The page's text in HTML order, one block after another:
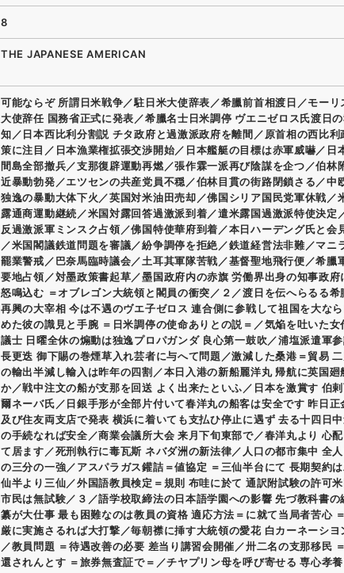
8
THE JAPANESE AMERICAN
可能ならぞ 所謂日米戦争／駐日米大使辞表／希臘前首相渡日／モーリ
大使辞任 国務省正式に発表／希臘名士日米調停 ヴエニゼロス氏渡日の
知／日本西比利分割説 チタ政府と過激派政府を離間／原首相の西比利
策に注目／日本漁業権拡張交渉開始／日本艦艇の目標は赤軍威嚇／日
間島全部撤兵／支那復辟運動再燃／張作霖一派再び陰謀を企つ／伯林
近暴動勃発／エツセンの共産党員不穏／伯林目貫の街路閉鎖さる／中
独逸の暴動大体下火／英国対米油田売却／佛国シリア国民党軍休戦／
露通商運動継続／米国対露回答過激派到着／遣米露国過激派特使決定
反過激派軍ミンスク占領／佛国特使華府到着／本日ハーデング氏と会
／米国閣議鉄道問題を審議／紛争調停を拒絶／鉄道経営法非難／マニ
罷業警戒／巴奈馬臨時議会／土耳其軍隊苦戦／基督聖地飛行便／希臘
要地占領／対墨政策書起草／墨国政府内の赤旗 労働界出身の知事政府
怒鳴込む ＝オブレゴン大統領と閣員の衝突／２／渡日を伝へらるる希
再興の大宰相 今は不遇のヴエ子ゼロス 連合側に参戦して祖国を大なら
めた彼の識見と手腕 ＝日米調停の使命ありとの説＝／気焔を吐いた女
議士 日曜全休の煽動は独逸プロパガンダ 良心第一鼓吹／浦塩派遣軍
長更迭 御下賜の巻煙草入れ芸者に与へて問題／激減した桑港＝貿易 二
の輸出半減し輸入は昨年の四割／本日入港の新船麗洋丸 帰航に英国廻
か／戦中注文の船が支那を回送 よく出来たといふ／日本を激賞す 伯
爾ネーバ氏／日銀手形が全部片付いて春洋丸の船客は安全です 昨日正
及び住友両支店で発表 横浜に着いても支払ひ停止に遇ず 去る十四日
の手続なれば安全／商業会議所大会 来月下旬東部で／春洋丸より 心配
て居ます／死刑執行に毒瓦斯 ネバダ洲の新法律／人口の都市集中 全人
の三分の一強／アスパラガス鑵詰＝値協定 ＝三仙半台にて 長期契約
仙半より三仙／外国語教員検定＝規則 布哇に於て 通訳附試験の許可米
市民は無試験／３／語学校取締法の日本語学園への影響 先づ教科書の
纂が大仕事 最も困難なのは教員の資格 適応方法＝に就て当局者苦心
厳に実施さるれば大打撃／毎朝襟に挿す大統領の愛花 白カーネーシヨ
／教員問題 ＝待遇改善の必要 差当り講習会開催／卅二名の支那移民
還されんとす ＝旅券無査証で＝／チヤプリン母を呼び寄せる 専心孝